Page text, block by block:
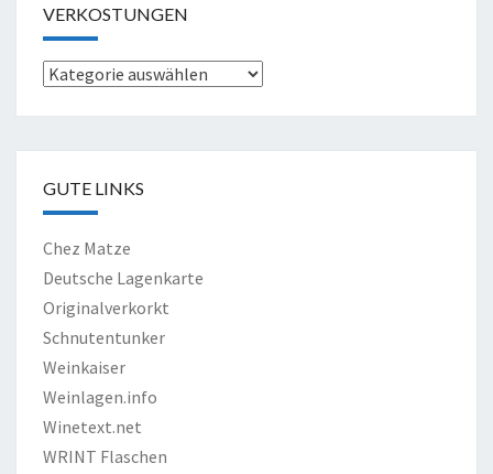
VERKOSTUNGEN
Verkostungen
GUTE LINKS
Chez Matze
Deutsche Lagenkarte
Originalverkorkt
Schnutentunker
Weinkaiser
Weinlagen.info
Winetext.net
WRINT Flaschen